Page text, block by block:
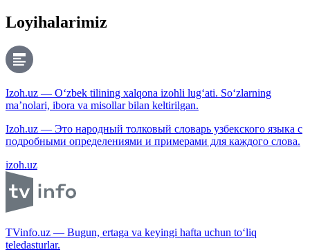
Loyihalarimiz
Izoh.uz — O‘zbek tilining xalqona izohli lug‘ati. So‘zlarning
ma’nolari, ibora va misollar bilan keltirilgan.
Izoh.uz — Это народный толковый словарь узбекского языка с
подробными определениями и примерами для каждого слова.
izoh.uz
TVinfo.uz — Bugun, ertaga va keyingi hafta uchun to‘liq
teledasturlar.